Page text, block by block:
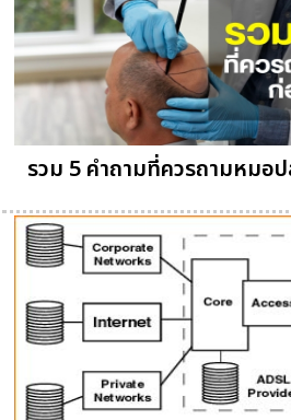
รวม 5 คำถามที่ควรถามหมอ